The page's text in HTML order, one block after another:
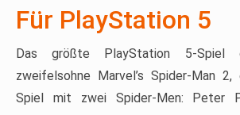
Für PlayStation 5
Das größte PlayStation 5-
zweifelsohne Marvel’s Spider-Man
Spiel mit zwei Spider-Men: Peter